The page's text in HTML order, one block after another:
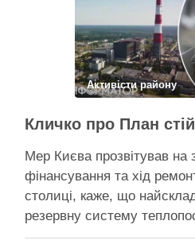
Активісти району
Мер Києва прозвітував на
фінансування та хід
столиці, каже, що
резервну систему
розповів про виконання